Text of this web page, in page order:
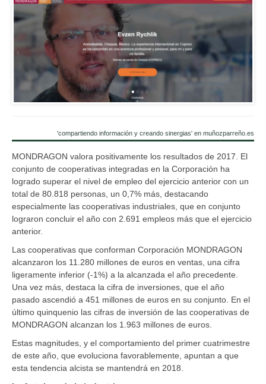
'compartiendo información y creando sinergias' en muñozparreño.es
MONDRAGON valora positivamente los resultados de 2017. El
conjunto de cooperativas integradas en la Corporación ha
logrado superar el nivel de empleo del ejercicio anterior con un
total de 80.818 personas, un 0,7% más, destacando
especialmente las cooperativas industriales, que en conjunto
lograron concluir el año con 2.691 empleos más que el ejercicio
anterior.
Las cooperativas que conforman Corporación MONDRAGON
alcanzaron los 11.280 millones de euros en ventas, una cifra
ligeramente inferior (-1%) a la alcanzada el año precedente.
Una vez más, destaca la cifra de inversiones, que el año
pasado ascendió a 451 millones de euros en su conjunto. En el
último quinquenio las cifras de inversión de las cooperativas de
MONDRAGON alcanzan los 1.963 millones de euros.
Estas magnitudes, y el comportamiento del primer cuatrimestre
de este año, que evoluciona favorablemente, apuntan a que
esta tendencia alcista se mantendrá en 2018.